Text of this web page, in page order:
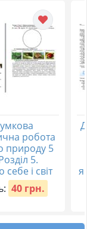
робота
природу 5
5.
себе і світ
40 грн.